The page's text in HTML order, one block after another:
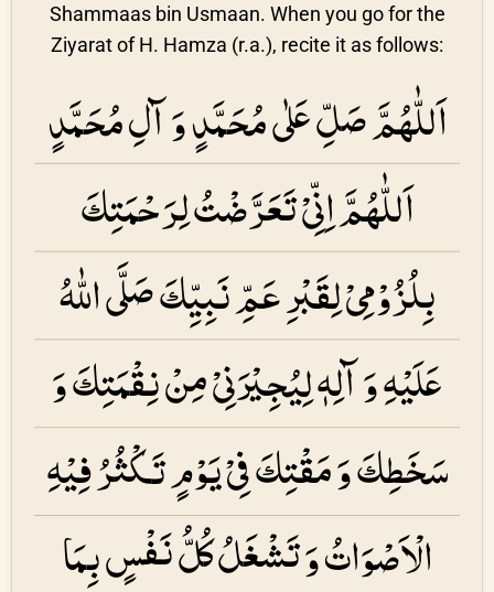
Shammaas bin Usmaan. When you go for the
Ziyarat of H. Hamza (r.a.), recite it as follows:
اَللّٰهُمَّ صَلِّ عَلٰی مُحَمَّدٍ وَ آلِ مُحَمَّدٍ
اَللّٰهُمَّ اِنِّیْ تَعَرَّضْتُ لِرَحْمَتِكَ
بِلُزُوْمِیْ لِقَبْرِ عَمِّ نَبِیِّكَ صَلَّی اللّٰهُ
عَلَیْهِ وَ آلِهٖ لِیُجِیْرَنِیْ مِنْ نِقْمَتِكَ وَ
سَخَطِكَ وَ مَقْتِكَ فِیْ یَوْمٍ تَكْثُرُ فِیْهِ
الْاَصْوَاتُ وَ تَشْغَلُ كُلُّ نَفْسٍ بِمَا